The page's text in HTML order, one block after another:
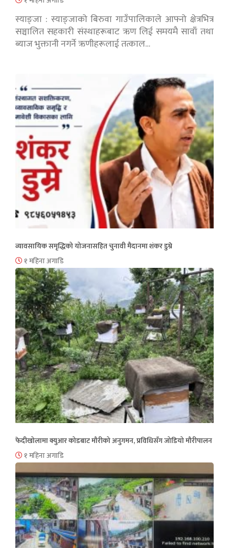
स्याङ्जा : स्याङ्जाको बिरुवा गाउँपालिकाले आफ्नो क्षेत्रभित्र
सञ्चालित सहकारी संस्थाहरूबाट ऋण लिई समयमै सावाँ तथा
ब्याज भुक्तानी नगर्ने ऋणीहरूलाई तत्काल…
व्यावसायिक समृद्धिको योजनासहित चुनावी मैदानमा शंकर डुम्रे
१ महिना अगाडि
फेदीखोलामा क्युआर कोडबाट मौरीको अनुगमन, प्रविधिसँग जोडियो मौरीपालन
१ महिना अगाडि